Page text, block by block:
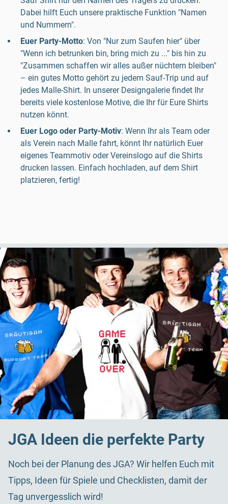
Dabei hilft Euch unsere praktische Funktion "Namen
und Nummern".
Euer Party-Motto: Von "Nur zum Saufen hier" über
"Wenn ich betrunken bin, bring mich zu ..." bis hin zu
"Zusammen schaffen wir alles außer nüchtern bleiben"
– ein gutes Motto gehört zu jedem Sauf-Trip und auf
jedes Malle-Shirt. In unserer Designgalerie findet Ihr
bereits viele kostenlose Motive, die Ihr für Eure Shirts
nutzen könnt.
Euer Logo oder Party-Motiv: Wenn Ihr als Team oder
als Verein nach Malle fahrt, könnt Ihr natürlich Euer
eigenes Teammotiv oder Vereinslogo auf die Shirts
drucken lassen. Einfach hochladen, auf dem Shirt
platzieren, fertig!
JGA Ideen die perfekte Party
Noch bei der Planung des JGA? Wir helfen Euch mit
Tipps, Ideen für Spiele und Checklisten, damit der
Tag unvergesslich wird!